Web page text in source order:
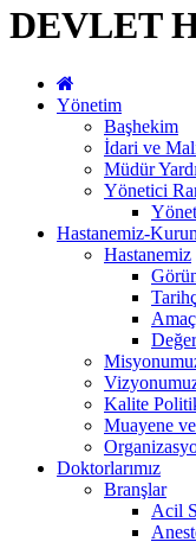
DEVLET
Yönetim
Başhekim
İdari ve
Müdür
Yönetici
Hastanemiz-
Hastanemiz
Kalite
Muayene
Doktorlarımız
Branşlar
Acil